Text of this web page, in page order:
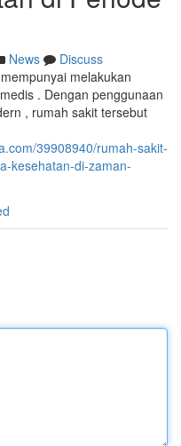
News
Discuss
melakukan
. Dengan penggunaan
, rumah sakit tersebut
39908940/rumah-sakit-
kesehatan-di-zaman-